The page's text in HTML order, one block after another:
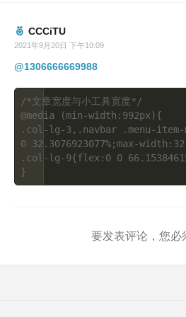
CCCiTU
2021年9月20日 下午10:09
@1306666669988
/*文章宽度与小工具宽度*/
@media (min-width:992px){
.col-lg-3,.navbar .menu-item-
0 32.3076923077%;max-
.col-lg-9{flex:0 0
要发表评论，您必